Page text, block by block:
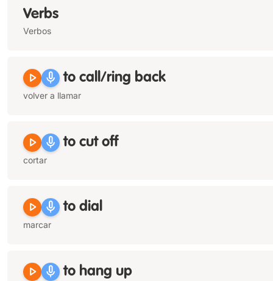
Verbs
Verbos
play_arrow mic to call/ring back
volver a llamar
play_arrow mic to cut off
cortar
play_arrow mic to dial
marcar
play_arrow mic to hang up